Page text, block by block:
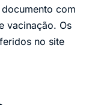
com
vacinação. Os
no site